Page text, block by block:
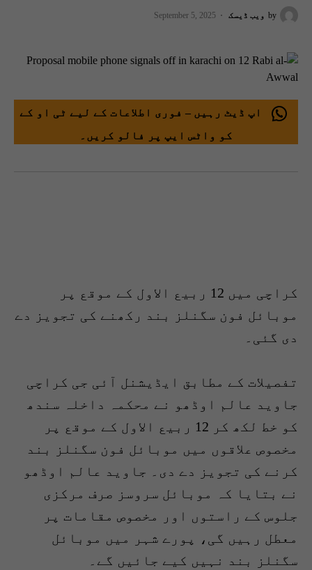
by ویب ڈیسک September 5, 2025
اپ ڈیٹ رہیں – فوری اطلاعات کے لیے ٹی او کے
کو واٹس ایپ پر فالو کریں۔
کراچی میں 12 ربیع الاول کے موقع پر
موبائل فون سگنلز بند رکھنے کی تجویز دے
دی گئی۔
تفصیلات کے مطابق ایڈیشنل آئی جی کراچی
جاوید عالم اوڈھو نے محکمہ داخلہ سندھ
کو خط لکھ کر 12 ربیع الاول کے موقع پر
مخصوص علاقوں میں موبائل فون سگنلز بند
کرنے کی تجویز دے دی۔ جاوید عالم اوڈھو
نے بتایا کہ موبائل سروسز صرف مرکزی
جلوس کے راستوں اور مخصوص مقامات پر
معطل رہیں گی، پورے شہر میں موبائل
سگنلز بند نہیں کیے جائیں گے۔